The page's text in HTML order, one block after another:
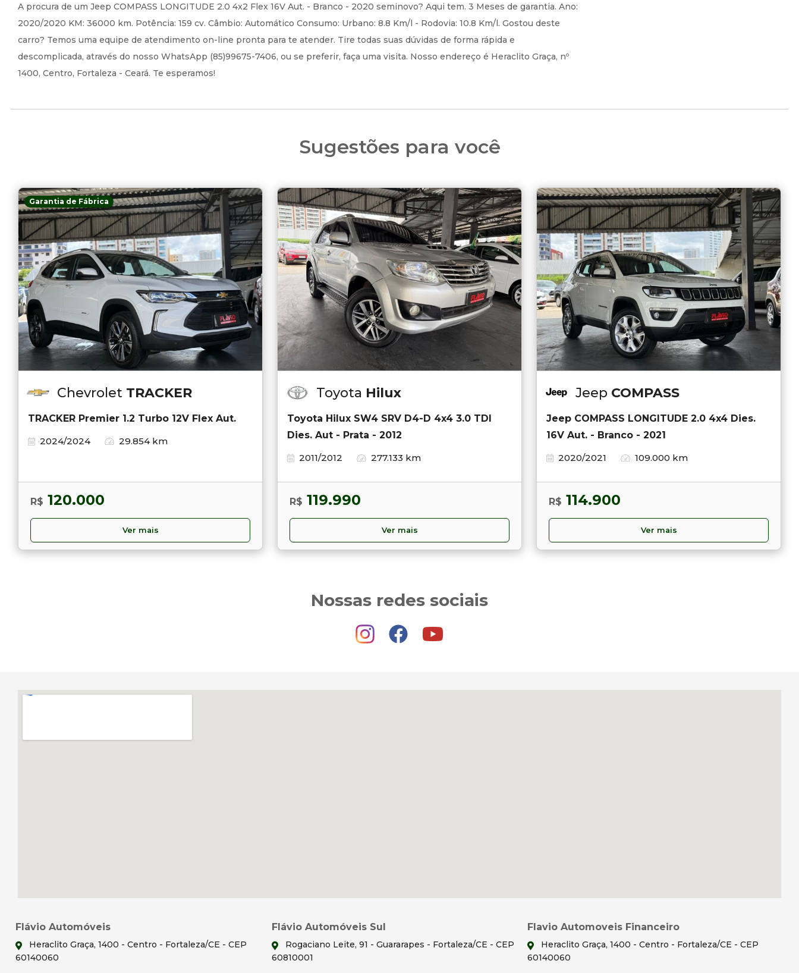
A procura de um Jeep COMPASS LONGITUDE 2.0 4x2 Flex 16V Aut. - Branco - 2020 seminovo? Aqui tem. 3 Meses de garantia. Ano:
2020/2020 KM: 36000 km. Potência: 159 cv. Câmbio: Automático Consumo: Urbano: 8.8 Km/l - Rodovia: 10.8 Km/l. Gostou deste
carro? Temos uma equipe de atendimento on-line pronta para te atender. Tire todas suas dúvidas de forma rápida e
descomplicada, através do nosso WhatsApp (85)99675-7406, ou se preferir, faça uma visita. Nosso endereço é Heraclito Graça, nº
1400, Centro, Fortaleza - Ceará. Te esperamos!
Sugestões para você
Garantia de Fábrica
Chevrolet TRACKER
TRACKER Premier 1.2 Turbo 12V Flex Aut.
2024/2024
29.854 km
R$ 120.000
Ver mais
Toyota Hilux
Toyota Hilux SW4 SRV D4-D 4x4 3.0 TDI
Dies. Aut - Prata - 2012
2011/2012
277.133 km
R$ 119.990
Ver mais
Jeep COMPASS
Jeep COMPASS LONGITUDE 2.0 4x4 Dies.
16V Aut. - Branco - 2021
2020/2021
109.000 km
R$ 114.900
Ver mais
Nossas redes sociais
Flávio Automóveis
Heraclito Graça, 1400 - Centro - Fortaleza/CE - CEP
60140060
Flávio Automóveis Sul
Rogaciano Leite, 91 - Guararapes - Fortaleza/CE - CEP
60810001
Flavio Automoveis Financeiro
Heraclito Graça, 1400 - Centro - Fortaleza/CE - CEP
60140060